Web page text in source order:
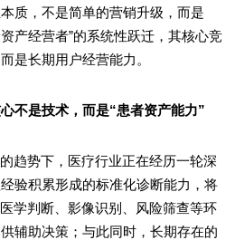
，不是简单的营销升级，而是
产经营者”的系统性跃迁，其核心竞
是长期用户经营能力。
不是技术，而是“患者资产能力”
势下，医疗行业正在经历一轮深
验积累形成的标准化诊断能力，将
学判断、影像识别、风险筛查等环
辅助决策；与此同时，长期存在的